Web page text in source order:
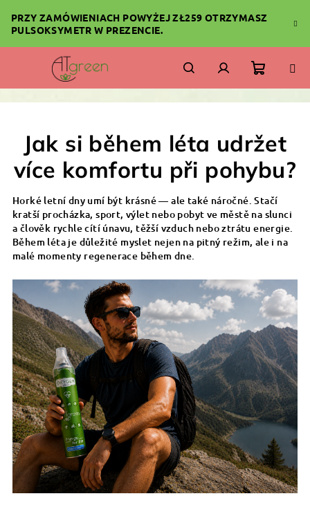
treści
PRZY ZAMÓWIENIACH POWYŻEJ ZŁ259 OTRZYMASZ
PULSOKSYMETR W PREZENCIE.
SzukajZalogujKoszyk
Jak si během léta udržet
více komfortu při pohybu?
Horké letní dny umí být krásné — ale také náročné. Stačí
kratší procházka, sport, výlet nebo pobyt ve městě na slunci
a člověk rychle cítí únavu, těžší vzduch nebo ztrátu energie.
Během léta je důležité myslet nejen na pitný režim, ale i na
malé momenty regenerace během dne.